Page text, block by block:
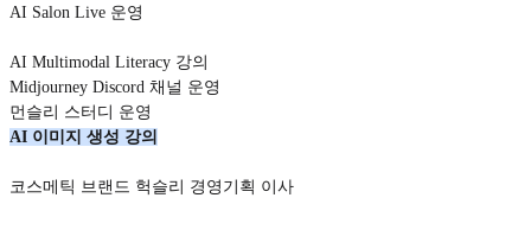
AI Salon Live 운영
AI Multimodal Literacy 강의
Midjourney Discord 채널 운영
먼슬리 스터디 운영
AI 이미지 생성 강의
코스메틱 브랜드 헉슬리 경영기획 이사